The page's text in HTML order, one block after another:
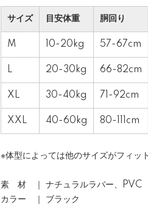
サイズ 目安体重 胴回り
M 10-20kg 57-67cm
L 20-30kg 66-82cm
XL 30-40kg 71-92cm
XXL 40-60kg 80-111cm
※体型によっては他のサイズがフィッ
素 材 ｜ ナチュラルラバー、PVC
カラー ｜ ブラック